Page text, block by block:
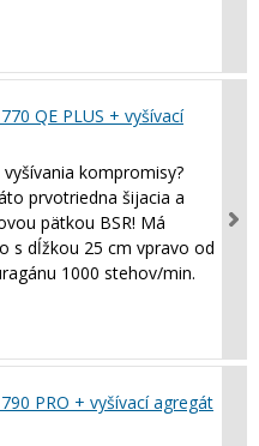
QE PLUS + vyšívací
kompromisy?
prvotriedna šijacia a
pätkou BSR! Má
s dĺžkou 25 cm vpravo od
1000 stehov/min.
PRO + vyšívací agregát